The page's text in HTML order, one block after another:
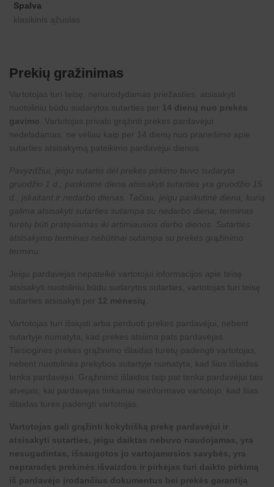
Spalva
klasikinis ąžuolas
Prekių gražinimas
Vartotojas turi teisę, nenurodydamas priežasties, atsisakyti
nuotoliniu būdu sudarytos sutarties per 14 dienų nuo prekės
gavimo . Vartotojas privalo grąžinti prekes pardavėjui
nedelsdamas, ne vėliau kaip per 14 dienų nuo pranešimo apie
sutarties atsisakymą pateikimo pardavėjui dienos.
Pavyzdžiui, jeigu sutartis dėl prekės pirkimo buvo sudaryta
gruodžio 1 d., paskutinė diena atsisakyti sutarties yra gruodžio 15
d., įskaitant ir nedarbo dienas. Tačiau, jeigu paskutinė diena, kurią
galima atsisakyti sutarties sutampa su nedarbo diena, terminas
turėtų būti pratęsiamas iki artimiausios darbo dienos. Sutarties
atsisakymo terminas nebūtinai sutampa su prekės grąžinimo
terminu.
Jeigu pardavėjas nepateikė vartotojui informacijos apie teisę
atsisakyti nuotoliniu būdu sudarytos sutarties, vartotojas turi teisę
sutarties atsisakyti per 12 mėnesių
Vartotojas turi išsiųsti arba perduoti prekes pardavėjui, nebent
sutartyje numatyta, kad prekes atsiima pats pardavėjas.
Tiesiogines prekės grąžinimo išlaidas turėtų padengti vartotojas,
nebent nuotolinės prekybos sutartyje numatyta, kad šios išlaidos
tenka pardavėjui. Grąžinimo išlaidos taip pat tenka pardavėjui tais
atvejais, kai pardavėjas tinkamai neinformavo vartotojo, kad šias
išlaidas turės padengti vartotojas.
Vartotojas gali grąžinti kokybišką prekę pardavėjui ir
atsisakyti sutarties, jeigu daiktas nebuvo naudojamas, yra
nesugadintas, išsaugotos jo vartojamosios savybės, yra
nepraradęs prekinės išvaizdos ir pirkėjas turi daikto pirkimą
iš pardavėjo įrodančius dokumentus bei prekės garantiją